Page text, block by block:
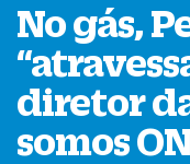
No gás,
“
diretor
somos